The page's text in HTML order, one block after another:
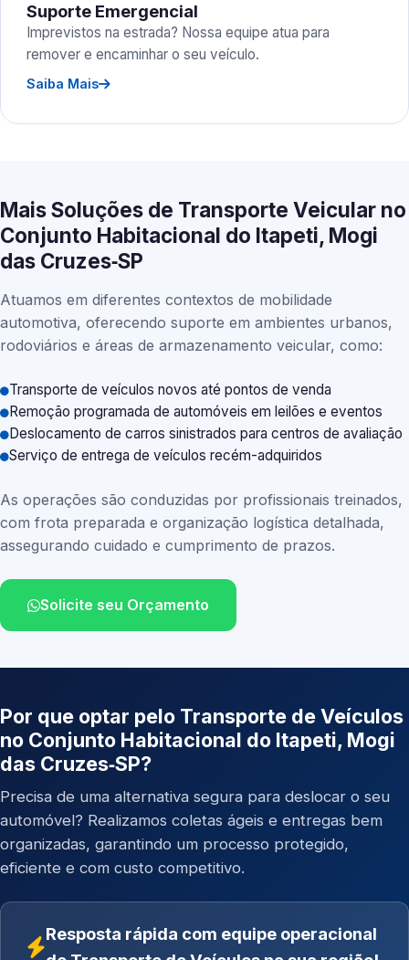
Suporte Emergencial
Imprevistos na estrada? Nossa equipe atua para
remover e encaminhar o seu veículo.
Saiba Mais
Mais Soluções de Transporte Veicular no
Conjunto Habitacional do Itapeti, Mogi
das Cruzes‑SP
Atuamos em diferentes contextos de mobilidade
automotiva, oferecendo suporte em ambientes urbanos,
rodoviários e áreas de armazenamento veicular, como:
Transporte de veículos novos até pontos de venda
Remoção programada de automóveis em leilões e eventos
Deslocamento de carros sinistrados para centros de avaliação
Serviço de entrega de veículos recém-adquiridos
As operações são conduzidas por profissionais treinados,
com frota preparada e organização logística detalhada,
assegurando cuidado e cumprimento de prazos.
Solicite seu Orçamento
Por que optar pelo Transporte de Veículos
no Conjunto Habitacional do Itapeti, Mogi
das Cruzes‑SP?
Precisa de uma alternativa segura para deslocar o seu
automóvel? Realizamos coletas ágeis e entregas bem
organizadas, garantindo um processo protegido,
eficiente e com custo competitivo.
Resposta rápida com equipe operacional